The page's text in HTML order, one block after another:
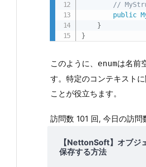
//
public
}
}
このように、 enumは名前
す。特定のコンテキスト
ことが役立ちます。
訪問数 101 回, 今日の訪問
【NettonSoft】オブジ
保存する方法